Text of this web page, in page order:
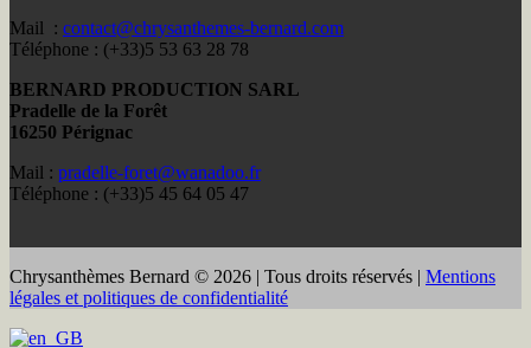
Mail : contact@chrysanthemes-bernard.com
Téléphone : (+33)5 53 63 28 78
BERNARD PRODUCTION SARL
Pradelle de la Forêt
16250 Pérignac
Mail : pradelle-foret@wanadoo.fr
Téléphone : (+33)5 45 64 05 47
Chrysanthèmes Bernard © 2026 | Tous droits réservés | Mentions
légales et politiques de confidentialité